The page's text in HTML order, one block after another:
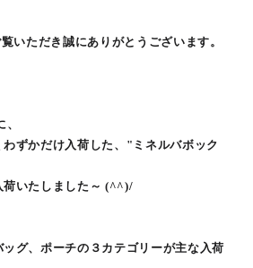
いただき誠にありがとうございます。
わずかだけ入荷した、"ミネルバボック
荷いたしました～ (^^)/
グ、ポーチの３カテゴリーが主な入荷